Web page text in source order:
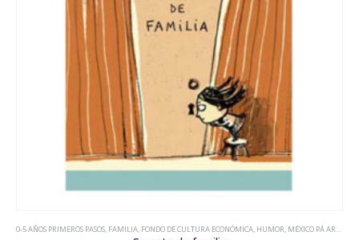
DE CULTURA ECONÓMICA,HUMOR,MÉXICO PÁ ARRIBA 0-5 AÑOS PRIMEROS PASOS,HUMOR